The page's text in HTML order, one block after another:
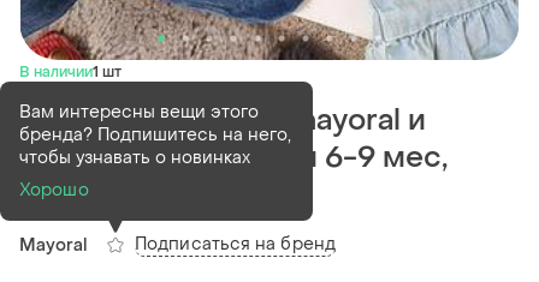
В наличии1 шт
Комплект платьев mayoral и
f&amp;f для девочки 6-9 мес,
новые с бирками
Mayoral
Вам интересны вещи этого
бренда? Подпишитесь на него,
чтобы узнавать о новинках
Хорошо
Подписаться на бренд